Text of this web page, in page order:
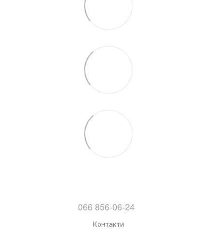
066 856-06-24
Контакти